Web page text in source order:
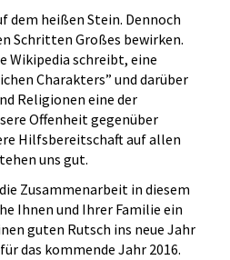
dem heißen Stein. Dennoch
Schritten Großes bewirken.
Wikipedia schreibt, eine
Charakters” und darüber
Religionen eine der
Offenheit gegenüber
Hilfsbereitschaft auf allen
uns gut.
Zusammenarbeit in diesem
Ihnen und Ihrer Familie ein
guten Rutsch ins neue Jahr
das kommende Jahr 2016.